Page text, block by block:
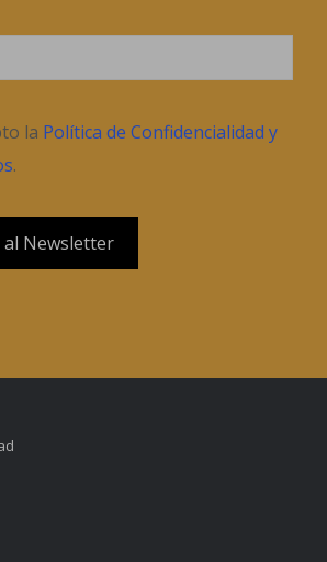
la Política de Confidencialidad y
.